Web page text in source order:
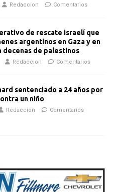
Redaccion
Comentarios
de rescate israelí que
argentinos en Gaza y en
decenas de palestinos
Redaccion
Comentarios
sentenciado a 24 años por
un niño
Redaccion
Comentarios